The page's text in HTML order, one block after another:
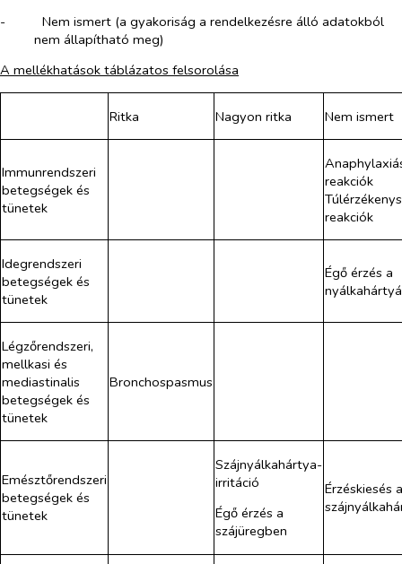
-​
Nem ismert (a gyakoriság a rendelkezésre álló adatokból
nem állapítható meg)
A mellékhatások táblázatos felsorolása
Ritka Nagyon ritka Nem ismert
Immunrendszeri
betegségek és
tünetek
reakciók
reakciók
Idegrendszeri
betegségek és
tünetek
Égő érzés a
Légzőrendszeri,
mellkasi és
mediastinalis
betegségek és
tünetek
Bronchospasmus
Emésztőrendszeri
betegségek és
tünetek
Szájnyálkahártya-
irritáció
Égő érzés a
szájüregben
Érzéskiesés a